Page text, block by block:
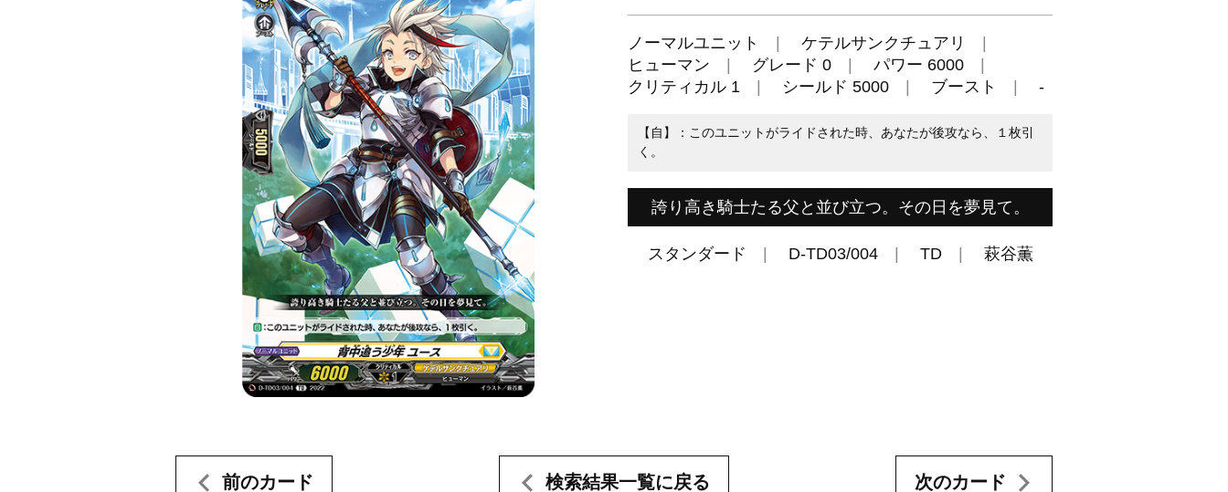
ノーマルユニット
ケテルサンクチュアリ
ヒューマン
グレード 0
パワー 6000
クリティカル 1
シールド 5000 ブースト -
【自】：このユニットがライドされた時、あなたが後攻なら、１枚引
く。
誇り高き騎士たる父と並び立つ。その日を夢見て。
スタンダード D-TD03/004 TD 萩谷薫
前のカード 検索結果一覧に戻る 次のカード